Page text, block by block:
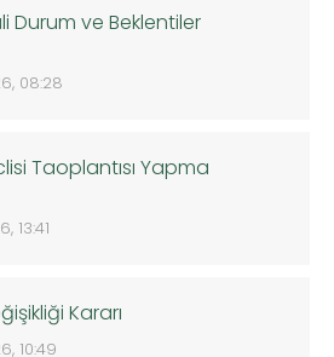
Durum ve Beklentiler
08:28
Taoplantısı Yapma
13:41
Kararı
10:49